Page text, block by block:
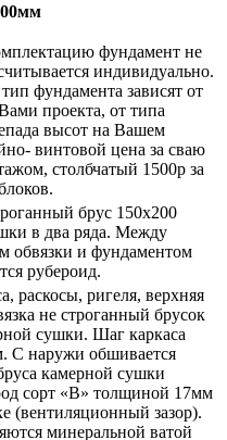
фундамент не
индивидуально.
фундамента зависят от
проекта, от типа
высот на Вашем
винтовой цена за сваю
столбчатый 1500р за
брус 150х200
в два ряда. Между
обвязки и фундаментом
рубероид.
раскосы, ригеля, верхняя
не строганный брусок
сушки. Шаг каркаса
С наружи обшивается
камерной сушки
сорт «В» толщиной 17мм
(вентиляционный зазор).
минеральной ватой